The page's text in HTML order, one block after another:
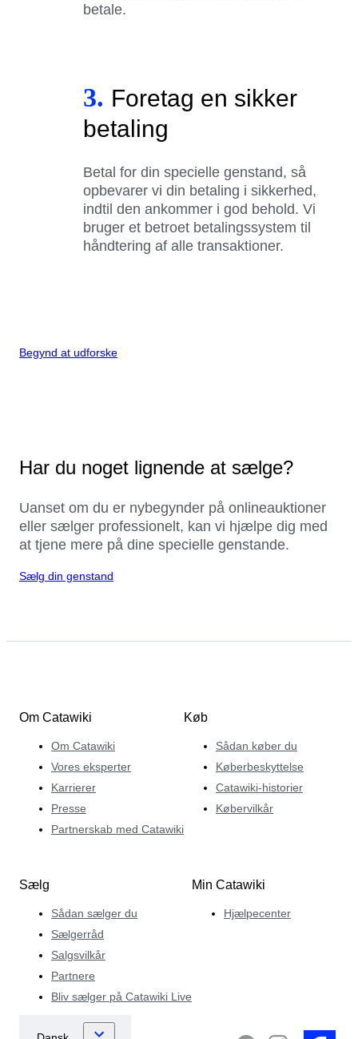
betale.
3. Foretag en sikker
betaling
Betal for din specielle genstand, så
opbevarer vi din betaling i sikkerhed,
indtil den ankommer i god behold. Vi
bruger et betroet betalingssystem til
håndtering af alle transaktioner.
Begynd at udforske
Har du noget lignende at sælge?
Uanset om du er nybegynder på onlineauktioner
eller sælger professionelt, kan vi hjælpe dig med
at tjene mere på dine specielle genstande.
Sælg din genstand
Om Catawiki
Om Catawiki
Vores eksperter
Karrierer
Presse
Partnerskab med Catawiki
Køb
Sådan køber du
Køberbeskyttelse
Catawiki-historier
Købervilkår
Sælg
Sådan sælger du
Sælgerråd
Salgsvilkår
Partnere
Bliv sælger på Catawiki Live
Min Catawiki
Hjælpecenter